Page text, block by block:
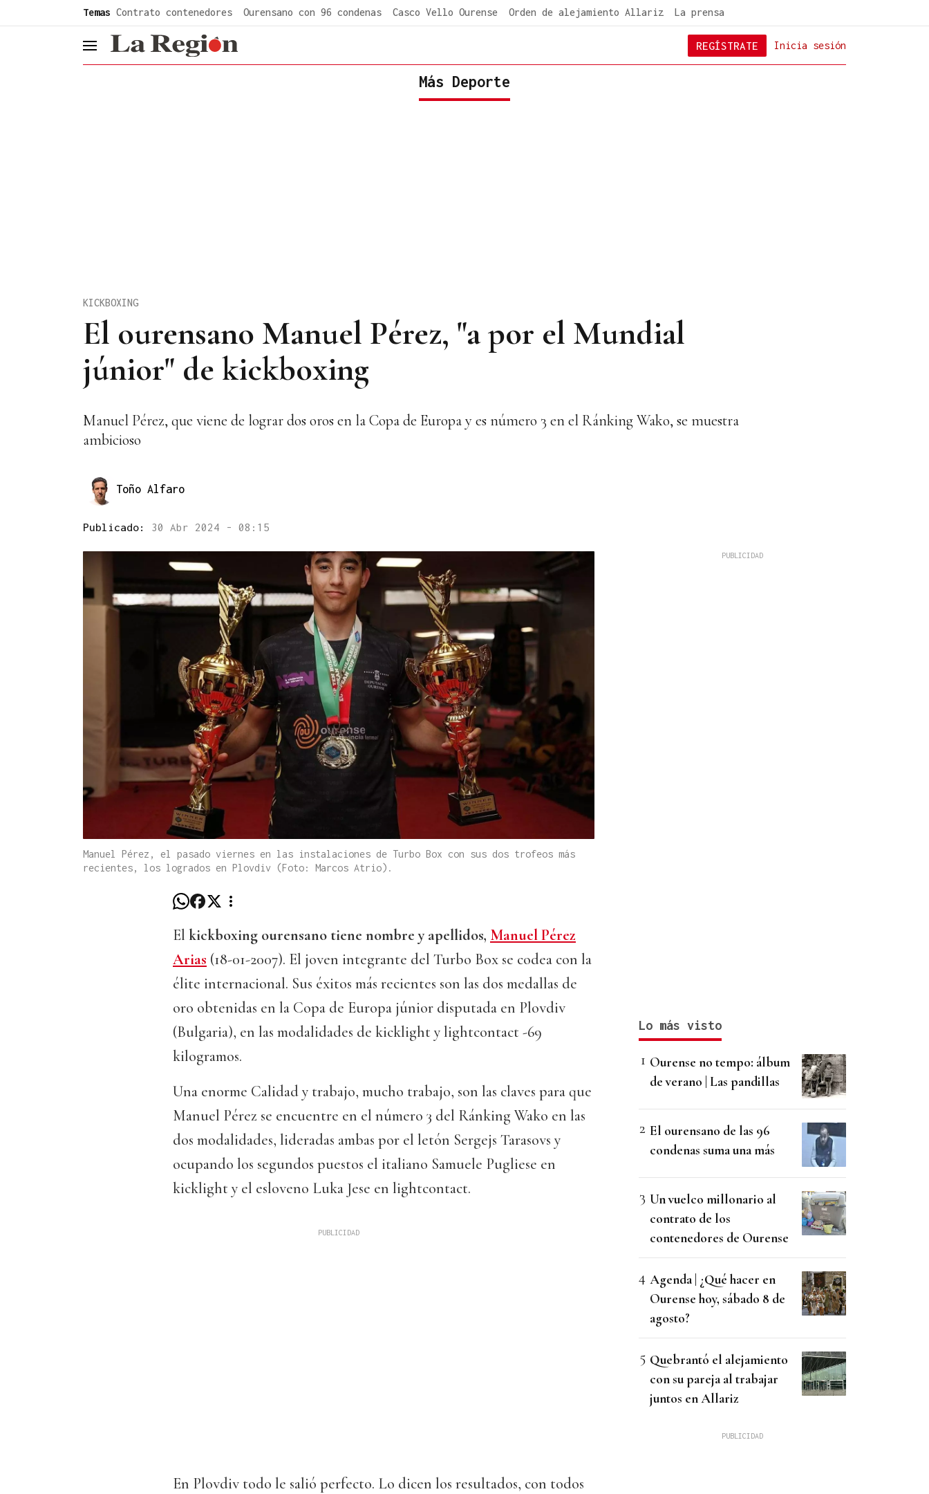
Temas Contrato contenedores Ourensano con 96 condenas Casco Vello Ourense Orden de alejamiento Allariz La prensa
header.menu.open Inicia sesión
REGÍSTRATE
Más Deporte
El ourensano Manuel Pérez, "a por el Mundial
júnior" de kickboxing
KICKBOXING
Manuel Pérez, que viene de lograr dos oros en la Copa de Europa y es número 3 en el Ránking Wako, se muestra
ambicioso
Toño Alfaro
Publicado: 30 Abr 2024 - 08:15
Manuel Pérez, el pasado viernes en las instalaciones de Turbo Box con sus dos trofeos más
recientes, los logrados en Plovdiv (Foto: Marcos Atrio).
El kickboxing ourensano tiene nombre y apellidos, Manuel Pérez
Arias (18-01-2007). El joven integrante del Turbo Box se codea con la
élite internacional. Sus éxitos más recientes son las dos medallas de
oro obtenidas en la Copa de Europa júnior disputada en Plovdiv
(Bulgaria), en las modalidades de kicklight y lightcontact -69
kilogramos.
Una enorme Calidad y trabajo, mucho trabajo, son las claves para que
Manuel Pérez se encuentre en el número 3 del Ránking Wako en las
dos modalidades, lideradas ambas por el letón Sergejs Tarasovs y
ocupando los segundos puestos el italiano Samuele Pugliese en
kicklight y el esloveno Luka Jese en lightcontact.
En Plovdiv todo le salió perfecto. Lo dicen los resultados, con todos
Lo más visto
Ourense no tempo: álbum
de verano | Las pandillas
El ourensano de las 96
condenas suma una más
Un vuelco millonario al
contrato de los
contenedores de Ourense
Agenda | ¿Qué hacer en
Ourense hoy, sábado 8 de
agosto?
Quebrantó el alejamiento
con su pareja al trabajar
juntos en Allariz